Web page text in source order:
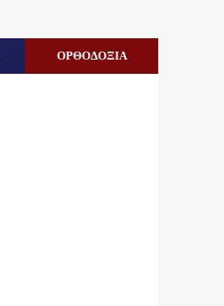
ΟΡΘΟΔΟΞΙΑ